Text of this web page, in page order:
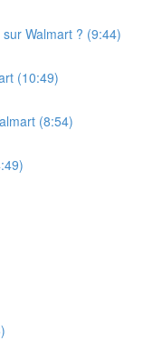
Walmart ? (9:44)
(10:49)
(8:54)